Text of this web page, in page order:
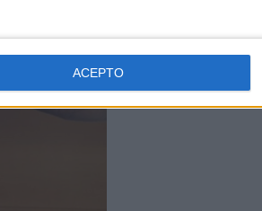
ACEPTO